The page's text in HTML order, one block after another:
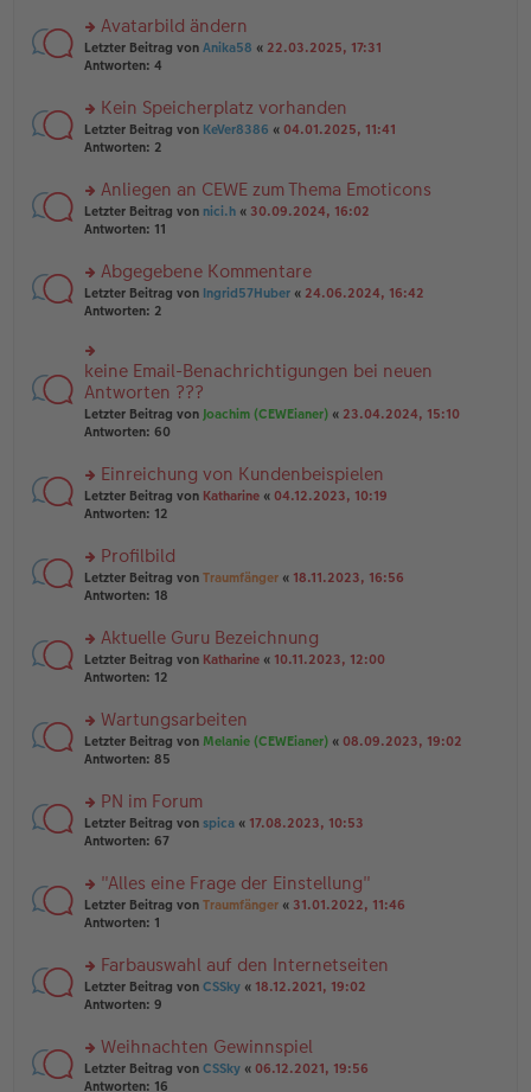
tr
a
g
e
n
er
tr
a
g
n
g
el
e
n
er
tr
a
g
rs
te
n
g
el
e
n
er
tr
a
g
Avatarbild ändern
Letzter Beitrag von Anika58 « 22.03.2025, 17:31
Antworten: 4
rs
te
n
g
el
e
n
er
tr
a
g
Kein Speicherplatz vorhanden
Letzter Beitrag von KeVer8386 « 04.01.2025, 11:41
Antworten: 2
rs
te
n
g
el
e
n
er
B
ei
tr
g
Anliegen an CEWE zum Thema Emoticons
Letzter Beitrag von nici.h « 30.09.2024, 16:02
Antworten: 11
rs
te
u
n
g
el
es
e
er
B
ei
tr
g
Abgegebene Kommentare
Letzter Beitrag von Ingrid57Huber « 24.06.2024, 16:42
Antworten: 2
rs
te
r
u
n
el
es
e
B
ei
tr
g
keine Email-Benachrichtigungen bei neuen
Antworten ???
Letzter Beitrag von Joachim (CEWEianer) « 23.04.2024, 15:10
Antworten: 60
rs
te
n
g
el
e
n
er
tr
a
g
Einreichung von Kundenbeispielen
Letzter Beitrag von Katharine « 04.12.2023, 10:19
Antworten: 12
rs
te
n
g
el
e
n
er
tr
a
g
Profilbild
Letzter Beitrag von Traumfänger « 18.11.2023, 16:56
Antworten: 18
rs
te
n
g
el
e
n
er
tr
a
g
Aktuelle Guru Bezeichnung
Letzter Beitrag von Katharine « 10.11.2023, 12:00
Antworten: 12
rs
te
n
g
el
e
n
er
tr
a
g
Wartungsarbeiten
Letzter Beitrag von Melanie (CEWEianer) « 08.09.2023, 19:02
Antworten: 85
rs
te
n
g
el
e
n
er
tr
a
PN im Forum
Letzter Beitrag von spica « 17.08.2023, 10:53
Antworten: 67
rs
te
n
g
el
e
n
er
"Alles eine Frage der Einstellung"
Letzter Beitrag von Traumfänger « 31.01.2022, 11:46
Antworten: 1
rs
te
n
g
Farbauswahl auf den Internetseiten
Letzter Beitrag von CSSky « 18.12.2021, 19:02
Antworten: 9
rs
te
Weihnachten Gewinnspiel
Letzter Beitrag von CSSky « 06.12.2021, 19:56
Antworten: 16